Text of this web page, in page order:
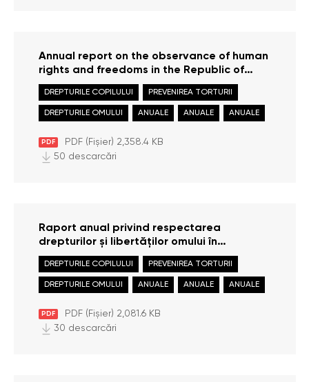
Annual report on the observance of human
rights and freedoms in the Republic of
Moldova in 2021
PDF PDF (Fișier) 2,358.4 KB
DREPTURILE COPILULUI PREVENIREA TORTURII
DREPTURILE OMULUI ANUALE ANUALE ANUALE
50 descarcări
Raport anual privind respectarea
drepturilor și libertăților omului în
Republica Moldova în anul 2020
PDF PDF (Fișier) 2,081.6 KB
DREPTURILE COPILULUI PREVENIREA TORTURII
DREPTURILE OMULUI ANUALE ANUALE ANUALE
30 descarcări